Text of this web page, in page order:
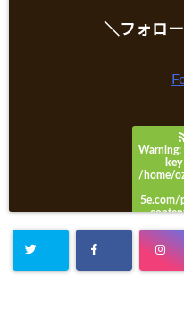
＼フォロ
Warning:
/home/
5e.com/